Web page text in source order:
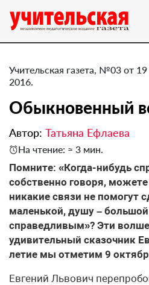
Учительская газета, №03 от 19
2016.
Обыкновенный
Автор: Татьяна Ефлаева
На чтение: ≈ 3 мин.
Помните: «Когда-нибудь
собственно говоря,
никакие связи не помогут
маленькой, душу –
справедливым»? Эти
удивительный сказочник
летие мы отметим 9
Евгений Львович